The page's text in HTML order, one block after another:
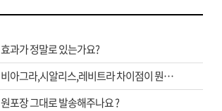
효과가 정말로 있는가요?
비아그라,시알리스,레비트라 차이점이 뭔가요 ?
원포장 그대로 발송해주나요 ?